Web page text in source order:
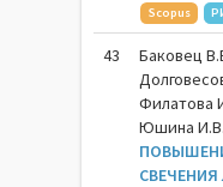
Scopus
43
Баковец
Филатова
Юшина